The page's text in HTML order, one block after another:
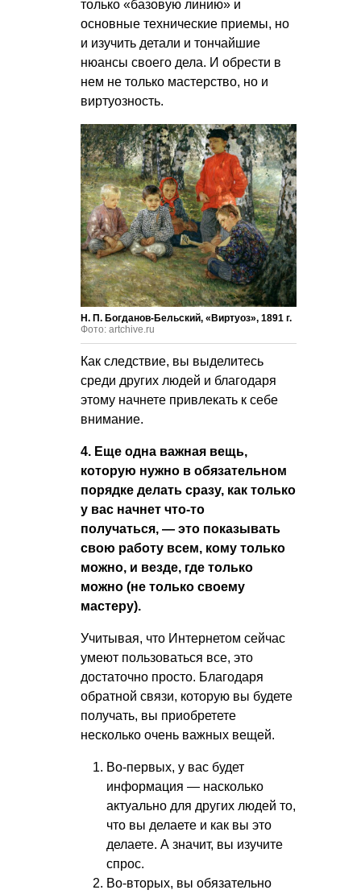
только «базовую линию» и
основные технические приемы, но
и изучить детали и тончайшие
нюансы своего дела. И обрести в
нем не только мастерство, но и
виртуозность.
Н. П. Богданов-Бельский, «Виртуоз», 1891 г.
Фото: artchive.ru
Как следствие, вы выделитесь
среди других людей и благодаря
этому начнете привлекать к себе
внимание.
4. Еще одна важная вещь,
которую нужно в обязательном
порядке делать сразу, как только
у вас начнет что-то
получаться, — это показывать
свою работу всем, кому только
можно, и везде, где только
можно (не только своему
мастеру).
Учитывая, что Интернетом сейчас
умеют пользоваться все, это
достаточно просто. Благодаря
обратной связи, которую вы будете
получать, вы приобретете
несколько очень важных вещей.
Во-первых, у вас будет
информация — насколько
актуально для других людей то,
что вы делаете и как вы это
делаете. А значит, вы изучите
спрос.
Во-вторых, вы обязательно